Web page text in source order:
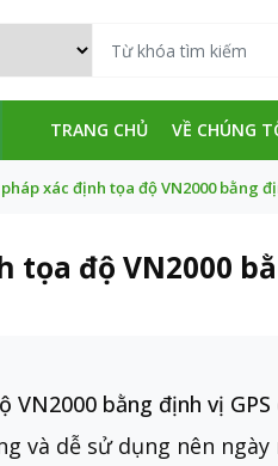
TRANG CHỦ VỀ CHÚNG
xác định tọa độ VN2000 bằng
độ VN2000
VN2000 bằng định vị
và dễ sử dụng nên ngày